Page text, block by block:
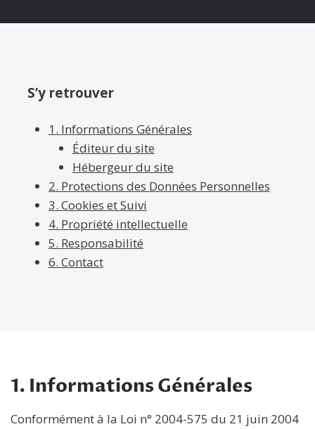
S’y retrouver
1. Informations Générales
Éditeur du site
Hébergeur du site
2. Protections des Données Personnelles
3. Cookies et Suivi
4. Propriété intellectuelle
5. Responsabilité
6. Contact
1. Informations Générales
Conformément à la Loi n° 2004-575 du 21 juin 2004